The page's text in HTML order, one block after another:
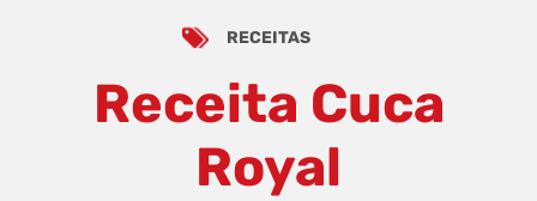
RECEITAS
Receita Cuca
Royal